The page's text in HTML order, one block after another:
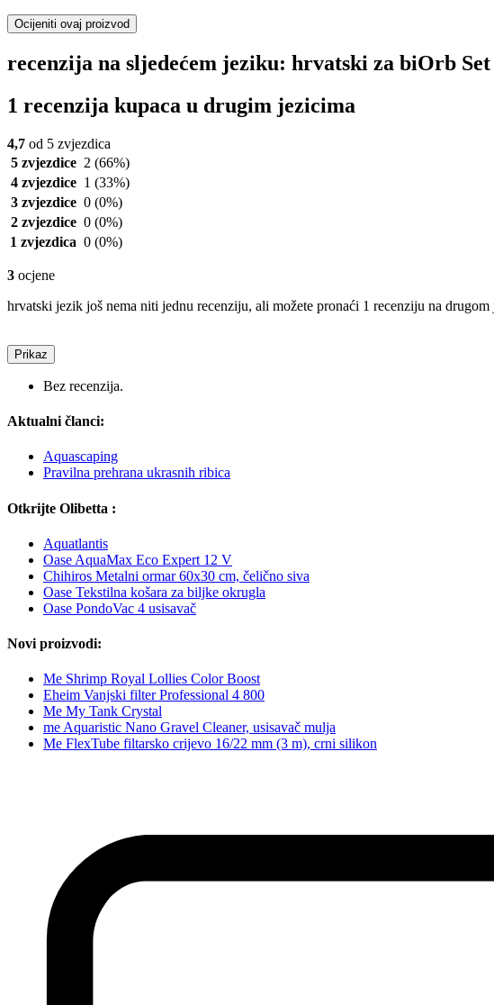
Ocijeniti ovaj proizvod
recenzija na sljedećem jeziku: hrvatski za biOrb
1 recenzija kupaca u drugim jezicima
4,7 od 5 zvjezdica
5 zvjezdice 2 (66%)
4 zvjezdice 1 (33%)
3 zvjezdice 0 (0%)
2 zvjezdice 0 (0%)
1 zvjezdica 0 (0%)
3 ocjene
hrvatski jezik još nema niti jednu recenziju, ali možete pronaći 1 recenziju na drugom
Prikaz
Bez recenzija.
Aktualni članci:
Aquascaping
Pravilna prehrana ukrasnih ribica
Otkrijte Olibetta :
Aquatlantis
Oase AquaMax Eco Expert 12 V
Chihiros Metalni ormar 60x30 cm, čelično siva
Oase Tekstilna košara za biljke okrugla
Oase PondoVac 4 usisavač
Novi proizvodi:
Me Shrimp Royal Lollies Color Boost
Eheim Vanjski filter Professional 4 800
Me My Tank Crystal
me Aquaristic Nano Gravel Cleaner, usisavač mulja
Me FlexTube filtarsko crijevo 16/22 mm (3 m), crni silikon